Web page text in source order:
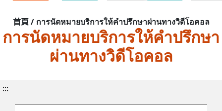
首頁 / การนัดหมายบริการให้คำปรึกษาผ่านทางวิดีโอคอล
การนัดหมายบริการให้คำปรึกษา
ผ่านทางวิดีโอคอล
:::